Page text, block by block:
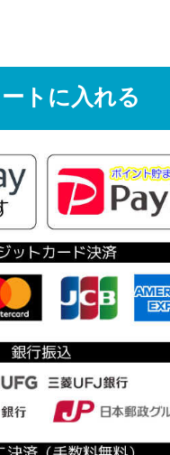
トに入れる